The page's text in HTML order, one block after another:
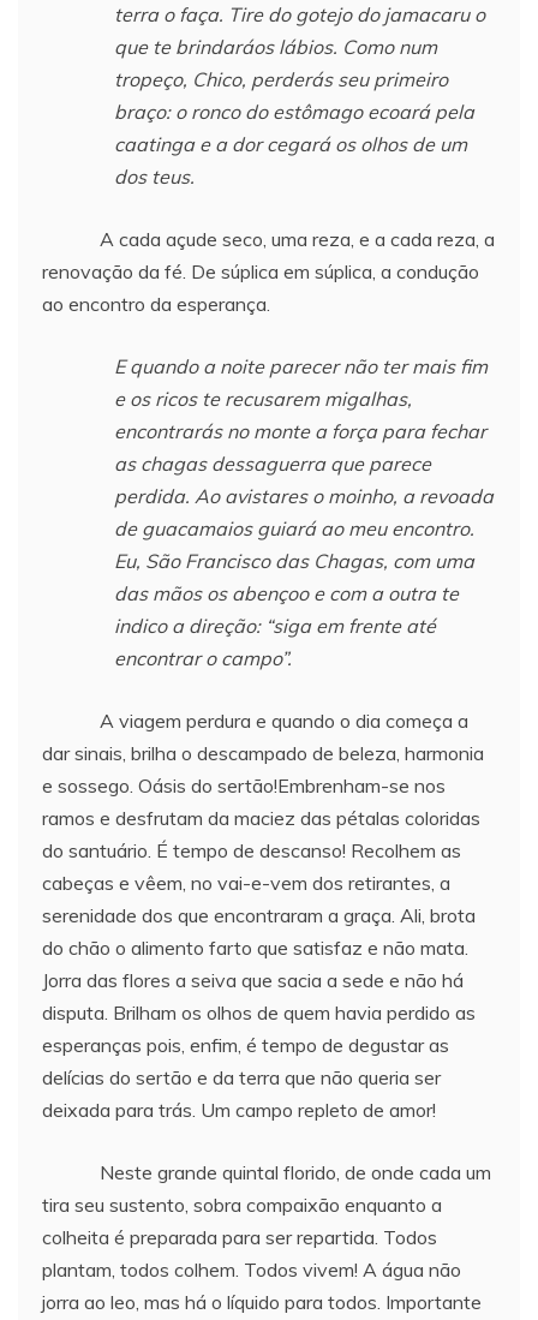
terra o faça. Tire do gotejo do jamacaru o
que te brindaráos lábios. Como num
tropeço, Chico, perderás seu primeiro
braço: o ronco do estômago ecoará pela
caatinga e a dor cegará os olhos de um
dos teus.
A cada açude seco, uma reza, e a cada reza, a
renovação da fé. De súplica em súplica, a condução
ao encontro da esperança.
E quando a noite parecer não ter mais fim
e os ricos te recusarem migalhas,
encontrarás no monte a força para fechar
as chagas dessaguerra que parece
perdida. Ao avistares o moinho, a revoada
de guacamaios guiará ao meu encontro.
Eu, São Francisco das Chagas, com uma
das mãos os abençoo e com a outra te
indico a direção: “siga em frente até
encontrar o campo”.
A viagem perdura e quando o dia começa a
dar sinais, brilha o descampado de beleza, harmonia
e sossego. Oásis do sertão!Embrenham-se nos
ramos e desfrutam da maciez das pétalas coloridas
do santuário. É tempo de descanso! Recolhem as
cabeças e vêem, no vai-e-vem dos retirantes, a
serenidade dos que encontraram a graça. Ali, brota
do chão o alimento farto que satisfaz e não mata.
Jorra das flores a seiva que sacia a sede e não há
disputa. Brilham os olhos de quem havia perdido as
esperanças pois, enfim, é tempo de degustar as
delícias do sertão e da terra que não queria ser
deixada para trás. Um campo repleto de amor!
Neste grande quintal florido, de onde cada um
tira seu sustento, sobra compaixão enquanto a
colheita é preparada para ser repartida. Todos
plantam, todos colhem. Todos vivem! A água não
jorra ao leo, mas há o líquido para todos. Importante